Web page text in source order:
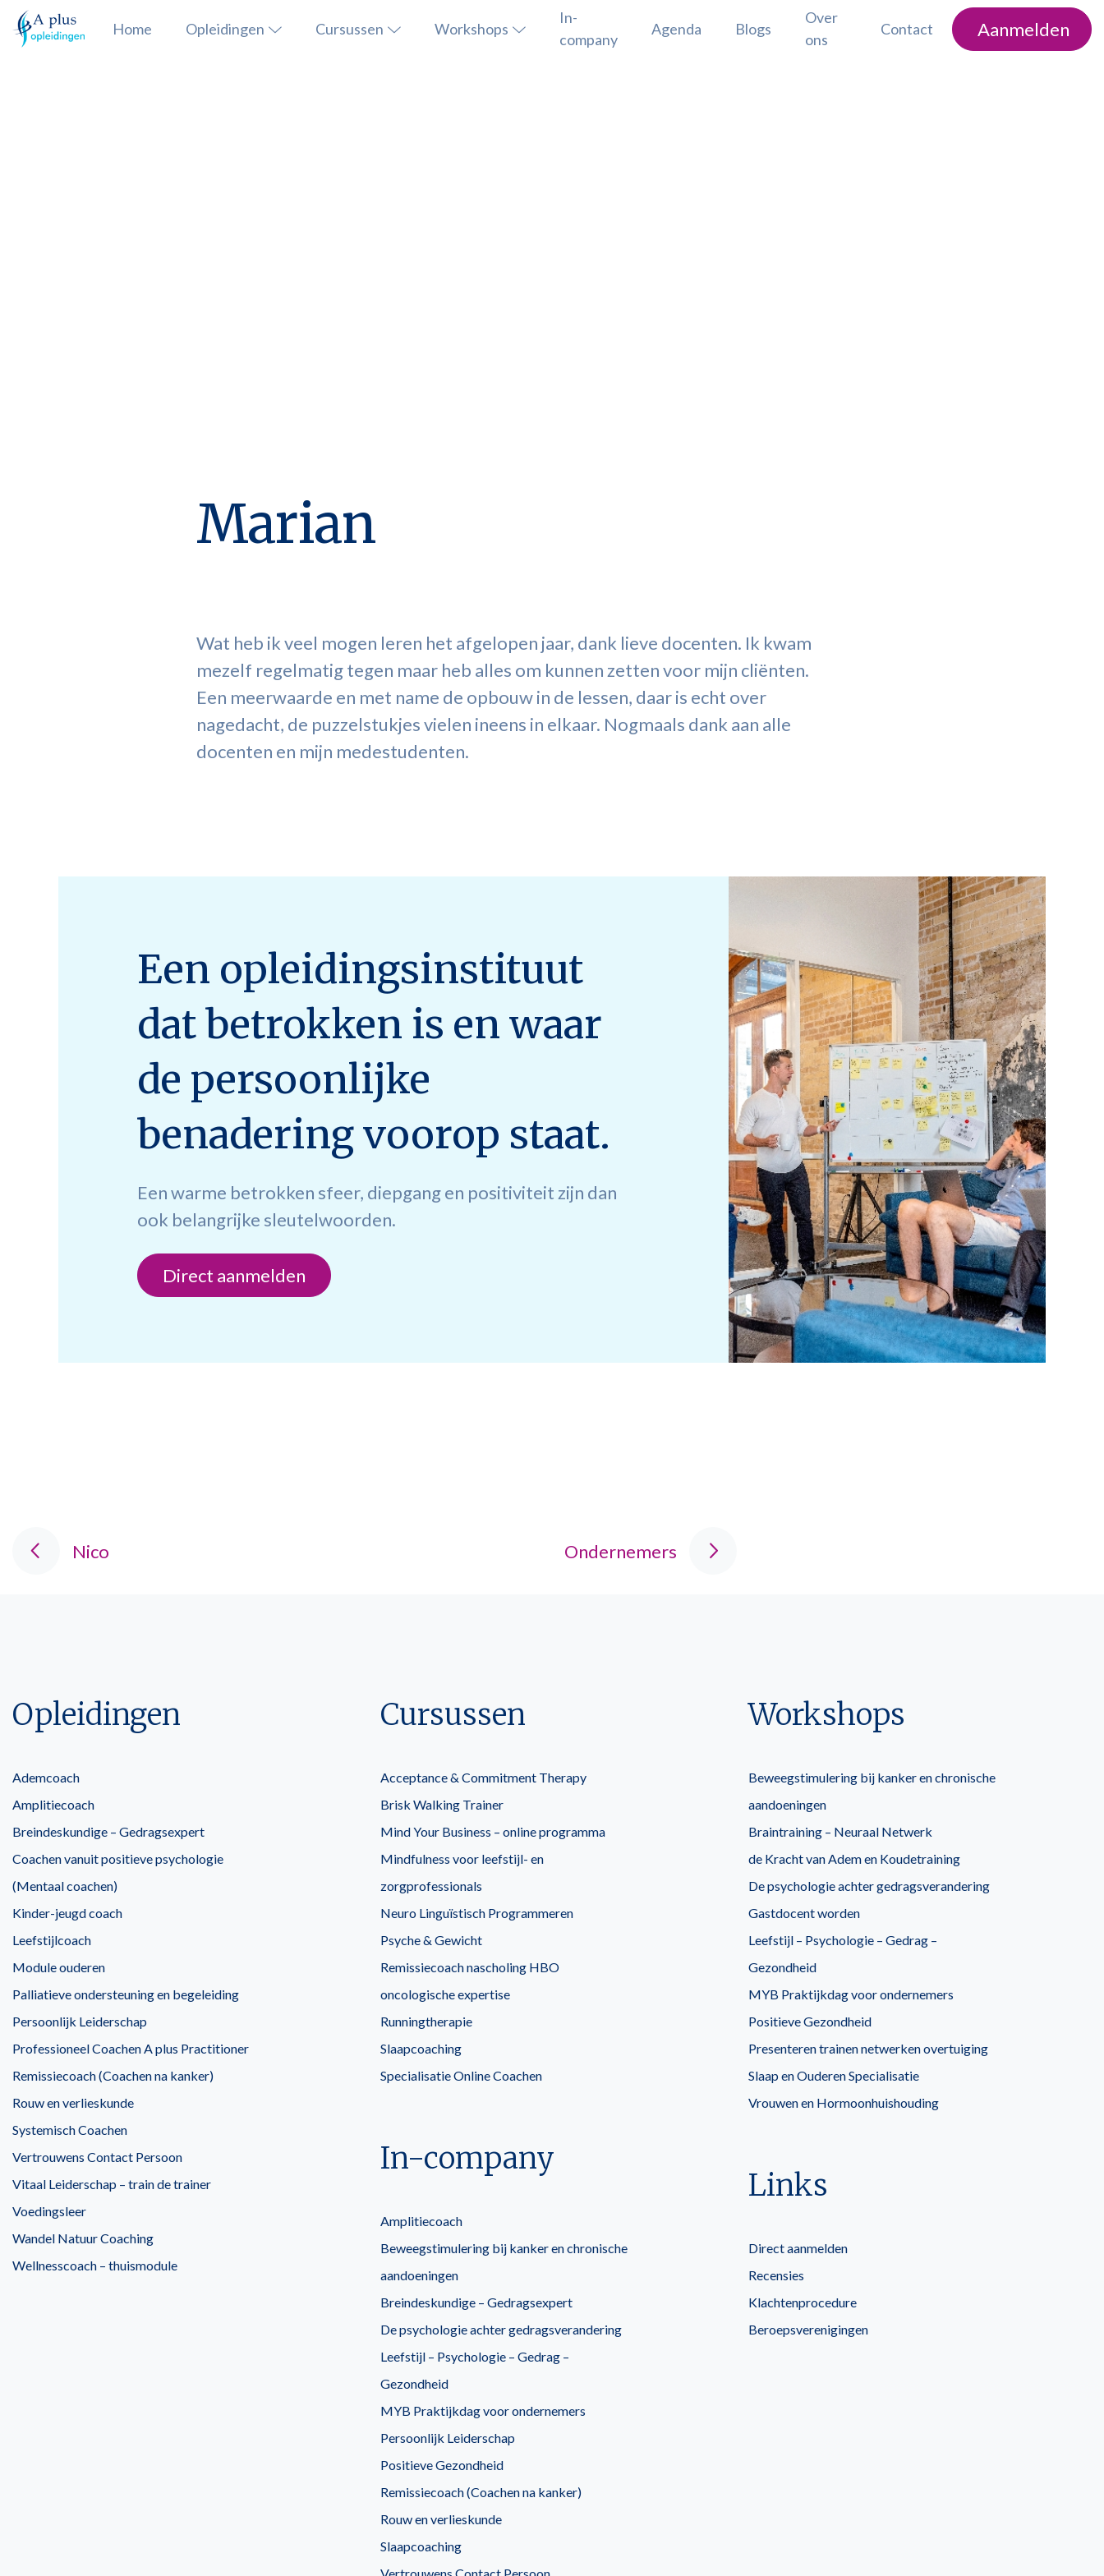
Home Opleidingen Cursussen Workshops
In-
company
Agenda Blogs
Over
ons
Contact Aanmelden
Marian
Wat heb ik veel mogen leren het afgelopen jaar, dank lieve docenten. Ik kwam
mezelf regelmatig tegen maar heb alles om kunnen zetten voor mijn cliënten.
Een meerwaarde en met name de opbouw in de lessen, daar is echt over
nagedacht, de puzzelstukjes vielen ineens in elkaar. Nogmaals dank aan alle
docenten en mijn medestudenten.
Een opleidingsinstituut
dat betrokken is en waar
de persoonlijke
benadering voorop staat.
Een warme betrokken sfeer, diepgang en positiviteit zijn dan
ook belangrijke sleutelwoorden.
Direct aanmelden
Nico Ondernemers
Opleidingen
Ademcoach
Amplitiecoach
Breindeskundige – Gedragsexpert
Coachen vanuit positieve psychologie
(Mentaal coachen)
Kinder-jeugd coach
Leefstijlcoach
Module ouderen
Palliatieve ondersteuning en begeleiding
Persoonlijk Leiderschap
Professioneel Coachen A plus Practitioner
Remissiecoach (Coachen na kanker)
Rouw en verlieskunde
Systemisch Coachen
Vertrouwens Contact Persoon
Vitaal Leiderschap – train de trainer
Voedingsleer
Wandel Natuur Coaching
Wellnesscoach – thuismodule
Cursussen
Acceptance & Commitment Therapy
Brisk Walking Trainer
Mind Your Business – online programma
Mindfulness voor leefstijl- en
zorgprofessionals
Neuro Linguïstisch Programmeren
Psyche & Gewicht
Remissiecoach nascholing HBO
oncologische expertise
Runningtherapie
Slaapcoaching
Specialisatie Online Coachen
In-company
Amplitiecoach
Beweegstimulering bij kanker en chronische
aandoeningen
Breindeskundige – Gedragsexpert
De psychologie achter gedragsverandering
Leefstijl – Psychologie – Gedrag –
Gezondheid
MYB Praktijkdag voor ondernemers
Persoonlijk Leiderschap
Positieve Gezondheid
Remissiecoach (Coachen na kanker)
Rouw en verlieskunde
Slaapcoaching
Workshops
Beweegstimulering bij kanker en chronische
aandoeningen
Braintraining – Neuraal Netwerk
de Kracht van Adem en Koudetraining
De psychologie achter gedragsverandering
Gastdocent worden
Leefstijl – Psychologie – Gedrag –
Gezondheid
MYB Praktijkdag voor ondernemers
Positieve Gezondheid
Presenteren trainen netwerken overtuiging
Slaap en Ouderen Specialisatie
Vrouwen en Hormoonhuishouding
Links
Direct aanmelden
Recensies
Klachtenprocedure
Beroepsverenigingen